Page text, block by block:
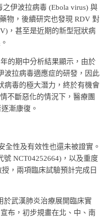
伊波拉病毒 (Ebola virus) 與
物，後續研究也發現 RDV 對
，甚至是近期的新型冠狀病
的期中分析結果顯示，由於
波拉病毒適應症的研發，因此
病毒的極大潛力，終於有機會
不斷惡化的情況下，醫療團
漸康復。
全性及有效性也還未被證實。
NCT04252664)，以及重度
，兩項臨床試驗預計完成日
於武漢肺炎治療展開臨床實
布，初步規畫在北、中、南